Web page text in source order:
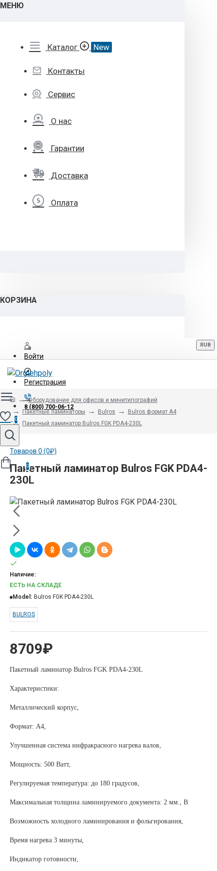
МЕНЮ
Каталог New
Контакты
Сервис
О нас
Гарантии
Доставка
Оплата
КОРЗИНА
Войти
Регистрация
8 (800) 700-06-12
RUB
0
Товаров 0 (0₽)
0
Оборудование для офисов и минитипографий
Пакетные ламинаторы
Bulros
Bulros формат A4
Пакетный ламинатор Bulros FGK PDA4-230L
Пакетный ламинатор Bulros FGK PDA4-
230L
8709₽
Наличие:
ЕСТЬ НА СКЛАДЕ
Model: Bulros FGK PDA4-230L
BULROS
Пакетный ламинатор Bulros FGK PDA4-230L
Характеристики:
Металлический корпус,
Формат: А4,
Улучшенная система инфракрасного нагрева валов,
Мощность: 500 Ватт,
Регулируемая температура: до 180 градусов,
Максимальная толщина ламинируемого документа: 2 мм., В
Возможность холодного ламинирования и фольгирования,
Время нагрева 3 минуты,
Индикатор готовности,